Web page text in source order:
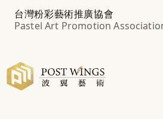
台灣粉彩藝術推廣協會
Pastel Art Promotion